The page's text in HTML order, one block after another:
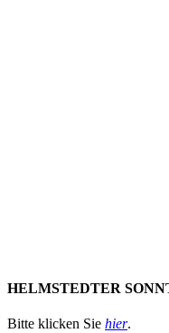
HELMSTEDTER
Bitte klicken Sie hier.